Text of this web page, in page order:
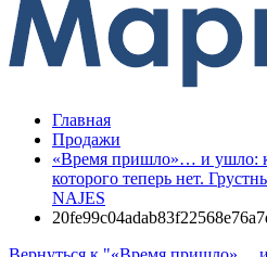
Главная
Продажи
«‎Время пришло»… и ушло:
которого теперь нет.
NAJES